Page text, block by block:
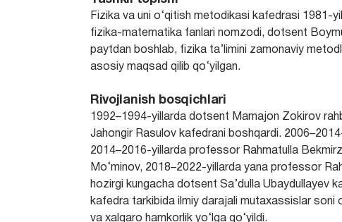
Fizika va uni o‘qitish metodikasi kafedrasi 1981-
fizika-matematika fanlari nomzodi, dotsent
paytdan boshlab, fizika ta’limini zamonaviy
asosiy maqsad qilib qo‘yilgan.
Rivojlanish bosqichlari
1992–1994-yillarda dotsent Mamajon Zokirov
Jahongir Rasulov kafedrani boshqardi.
2014–2016-yillarda professor Rahmatulla
Mo‘minov, 2018–2022-yillarda yana professor
hozirgi kungacha dotsent Sa’dulla Ubaydullayev
kafedra tarkibida ilmiy darajali mutaxassislar soni
va xalqaro hamkorlik yo‘lga qo‘yildi.